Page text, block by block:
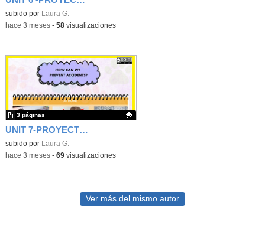
Contenido educativo.
subido por Laura G.
-hace 3 meses- 58visualizaciones
UNIT 7-PROYECTO PROPIO DE CIENCIAS 1ER CICLO- CEIP FGL
Contenido educativo.
subido por Laura G.
3 páginas
-hace 3 meses- 69visualizaciones
Ver más del mismo autor